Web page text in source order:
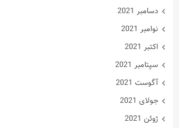
دسامبر 2021
نوامبر 2021
اکتبر 2021
سپتامبر 2021
آگوست 2021
جولای 2021
ژوئن 2021